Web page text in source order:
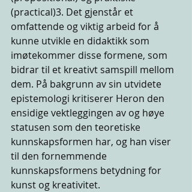
(practical)3. Det gjenstår et
omfattende og viktig arbeid for å
kunne utvikle en didaktikk som
imøtekommer disse formene, som
bidrar til et kreativt samspill mellom
dem. På bakgrunn av sin utvidete
epistemologi kritiserer Heron den
ensidige vektleggingen av og høye
statusen som den teoretiske
kunnskapsformen har, og han viser
til den fornemmende
kunnskapsformens betydning for
kunst og kreativitet.